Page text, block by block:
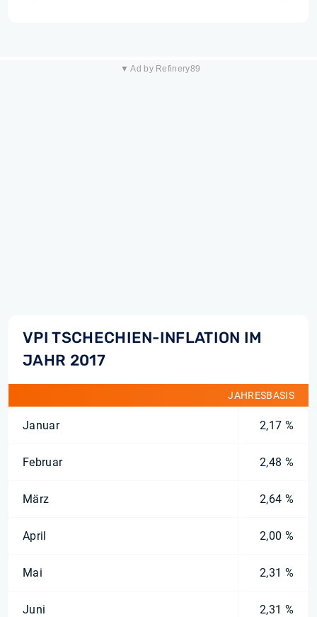
▼ Ad by Refinery89
VPI TSCHECHIEN-INFLATION IM
JAHR 2017
JAHRESBASIS
Januar 2,17 %
Februar 2,48 %
März 2,64 %
April 2,00 %
Mai 2,31 %
Juni 2,31 %